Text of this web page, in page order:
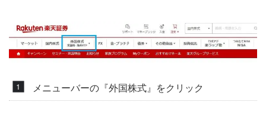
メニューバーの『外国株式』をクリック